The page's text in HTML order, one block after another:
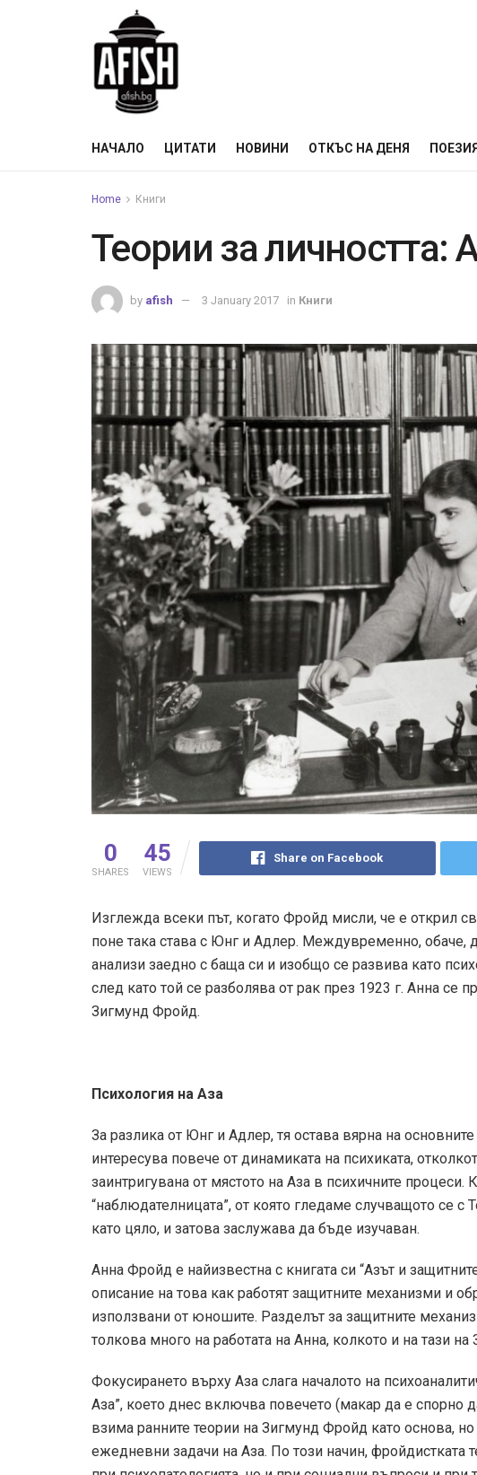
НАЧАЛО ЦИТАТИ НОВИНИ ОТКЪС НА ДЕНЯ ПОЕЗИЯ
Home Книги
Теории за личността:
by afish 3 January 2017 in Книги
0
SHARES
45
VIEWS
Share on Facebook
Изглежда всеки път, когато Фройд мисли, че е открил
поне така става с Юнг и Адлер. Междувременно, обаче,
анализи заедно с баща си и изобщо се развива като
след като той се разболява от рак през 1923 г. Анна
Зигмунд Фройд.
Психология на Аз­а
За разлика от Юнг и Адлер, тя остава вярна на
интересува повече от динамиката на психиката,
заинтригувана от мястото на Аз­а в психичните процеси.
“наблюдателницата”, от която гледаме случващото се
като цяло, и затова заслужава да бъде изучаван.
Анна Фройд е най­известна с книгата си “Аз­ът и
описание на това как работят защитните механизми и
използвани от юношите. Разделът за защитните
толкова много на работата на Анна, колкото и на тази
Фокусирането върху Аз­а слага началото на
Аз­а”, което днес включва повечето (макар да е спорно
взима ранните теории на Зигмунд Фройд като основа,
ежедневни задачи на Аз­а. По този начин, фройдистката